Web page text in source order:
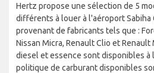
Hertz propose une sélection de 5
différents à louer à l'aéroport Sabiha
provenant de fabricants tels que :
Nissan Micra, Renault Clio et
diesel et essence sont disponibles à
politique de carburant disponibles